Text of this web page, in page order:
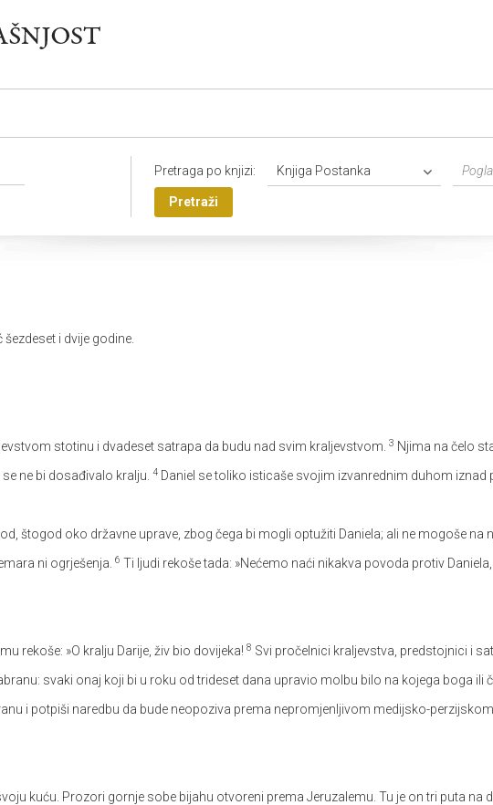
Pretraga po knjizi: Knjiga Postanka
Pretraži
i dvije godine.
stotinu i dvadeset satrapa da budu nad svim kraljevstvom. 3 Njima na čelo
ne bi dosađivalo kralju. 4 Daniel se toliko isticaše svojim izvanrednim duhom iznad
štogod oko državne uprave, zbog čega bi mogli optužiti Daniela; ali ne mogoše na
ni ogrješenja. 6 Ti ljudi rekoše tada: »Nećemo naći nikakva povoda protiv
rekoše: »O kralju Darije, živ bio dovijeka! 8 Svi pročelnici kraljevstva, predstojnici i
svaki onaj koji bi u roku od trideset dana upravio molbu bilo na kojega boga ili
i potpiši naredbu da bude neopoziva prema nepromjenljivom medijsko-
kuću. Prozori gornje sobe bijahu otvoreni prema Jeruzalemu. Tu je on tri puta na